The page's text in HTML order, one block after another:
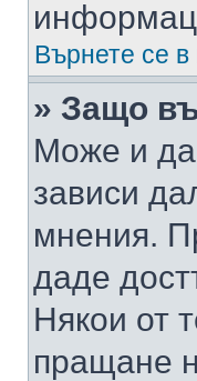
Върнете се в
» Защо
Може и
зависи
мнения.
даде
Някои от
пращане